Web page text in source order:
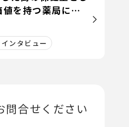
を持つ薬局によ
ラットフォームを
ンタビュー
問合せください